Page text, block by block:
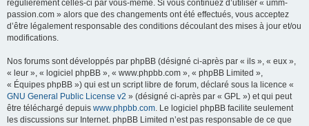
régulièrement celles-ci par vous-même. Si vous continuez d’utiliser « umm-
passion.com » alors que des changements ont été effectués, vous acceptez
d’être légalement responsable des conditions découlant des mises à jour et/ou
modifications.
Nos forums sont développés par phpBB (désigné ci-après par « ils », « eux »,
« leur », « logiciel phpBB », « www.phpbb.com », « phpBB Limited »,
« Équipes phpBB ») qui est un script libre de forum, déclaré sous la licence «
GNU General Public License v2 » (désigné ci-après par « GPL ») et qui peut
être téléchargé depuis www.phpbb.com. Le logiciel phpBB facilite seulement
les discussions sur Internet. phpBB Limited n’est pas responsable de ce que